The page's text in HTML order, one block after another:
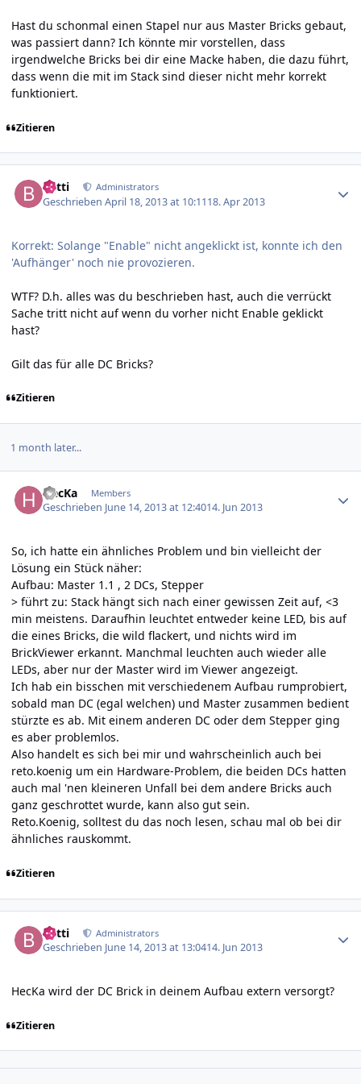
Hast du schonmal einen Stapel nur aus Master Bricks gebaut,
was passiert dann? Ich könnte mir vorstellen, dass
irgendwelche Bricks bei dir eine Macke haben, die dazu führt,
dass wenn die mit im Stack sind dieser nicht mehr korrekt
funktioniert.
Zitieren
batti Administrators
GeschriebenApril 18, 2013 at 10:1118. Apr 2013
Korrekt: Solange "Enable" nicht angeklickt ist, konnte ich den
'Aufhänger' noch nie provozieren.
WTF? D.h. alles was du beschrieben hast, auch die verrückt
Sache tritt nicht auf wenn du vorher nicht Enable geklickt
hast?
Gilt das für alle DC Bricks?
Zitieren
1 month later...
HecKa Members
Geschrieben June 14, 2013 at 12:4014. Jun 2013
So, ich hatte ein ähnliches Problem und bin vielleicht der
Lösung ein Stück näher:
Aufbau: Master 1.1 , 2 DCs, Stepper
> führt zu: Stack hängt sich nach einer gewissen Zeit auf, <3
min meistens. Daraufhin leuchtet entweder keine LED, bis auf
die eines Bricks, die wild flackert, und nichts wird im
BrickViewer erkannt. Manchmal leuchten auch wieder alle
LEDs, aber nur der Master wird im Viewer angezeigt.
Ich hab ein bisschen mit verschiedenem Aufbau rumprobiert,
sobald man DC (egal welchen) und Master zusammen bedient
stürzte es ab. Mit einem anderen DC oder dem Stepper ging
es aber problemlos.
Also handelt es sich bei mir und wahrscheinlich auch bei
reto.koenig um ein Hardware-Problem, die beiden DCs hatten
auch mal 'nen kleineren Unfall bei dem andere Bricks auch
ganz geschrottet wurde, kann also gut sein.
Reto.Koenig, solltest du das noch lesen, schau mal ob bei dir
ähnliches rauskommt.
Zitieren
batti Administrators
Geschrieben June 14, 2013 at 13:0414. Jun 2013
HecKa wird der DC Brick in deinem Aufbau extern versorgt?
Zitieren